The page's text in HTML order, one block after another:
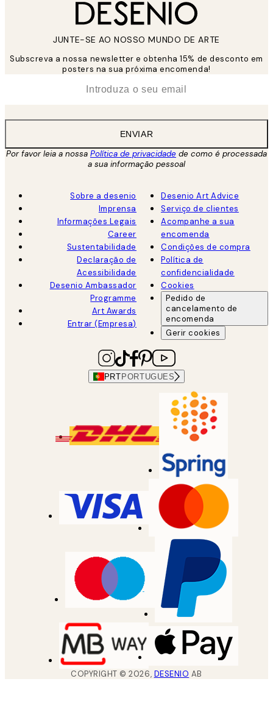
JUNTE-SE AO NOSSO MUNDO DE ARTE
Subscreva a nossa newsletter e obtenha 15% de desconto em
posters na sua próxima encomenda!
ENVIAR
Por favor leia a nossa Política de privacidade de como é processada
a sua informação pessoal
Sobre a desenio
Imprensa
Informações Legais
Career
Sustentabilidade
Declaração de
Acessibilidade
Desenio Ambassador
Programme
Art Awards
Entrar (Empresa)
Desenio Art Advice
Serviço de clientes
Acompanhe a sua
encomenda
Condições de compra
Política de
confidencialidade
Cookies
Pedido de
cancelamento de
encomenda
Gerir cookies
PRT PORTUGUES
COPYRIGHT ©2026, DESENIO AB